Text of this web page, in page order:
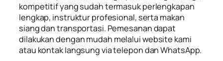
kompetitif yang sudah termasuk perlengkapan
lengkap, instruktur profesional, serta makan
siang dan transportasi. Pemesanan dapat
dilakukan dengan mudah melalui website kami
atau kontak langsung via telepon dan WhatsApp.